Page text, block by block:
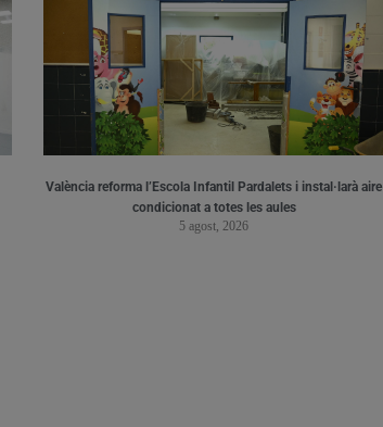
València reforma l’Escola Infantil Pardalets i instal·larà aire
condicionat a totes les aules
5 agost, 2026